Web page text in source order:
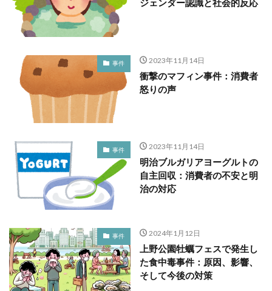
ジェンダー認識と社会的反応
事件 2023年11月14日
衝撃のマフィン事件：消費者
怒りの声
事件 2023年11月14日
明治ブルガリアヨーグルトの
自主回収：消費者の不安と明
治の対応
事件 2024年1月12日
上野公園牡蠣フェスで発生し
た食中毒事件：原因、影響、
そして今後の対策